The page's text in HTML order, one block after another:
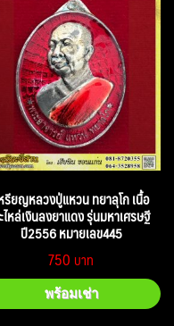
รียญหลวงปู่แหวน ทยาลุโก เนื้อ
ไหล่เงินลงยาแดง รุ่นมหาเศรษฐี
ปี2556 หมายเลข445
750
พร้อมเช่า